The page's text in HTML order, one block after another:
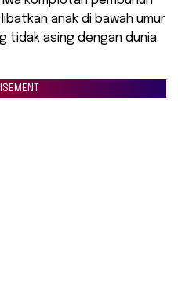
anak di bawah umur
tidak asing dengan dunia